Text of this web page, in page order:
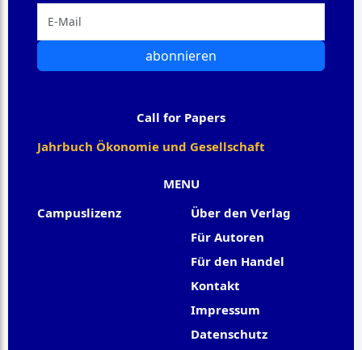
MENU
Campuslizenz
Über den Verlag
Für Autoren
Für den Handel
Kontakt
Impressum
Datenschutz
abonnieren
Call for Papers
Jahrbuch Ökonomie und Gesellschaft